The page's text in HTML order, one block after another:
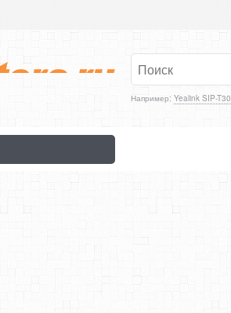
Например: Yealink SIP-T30